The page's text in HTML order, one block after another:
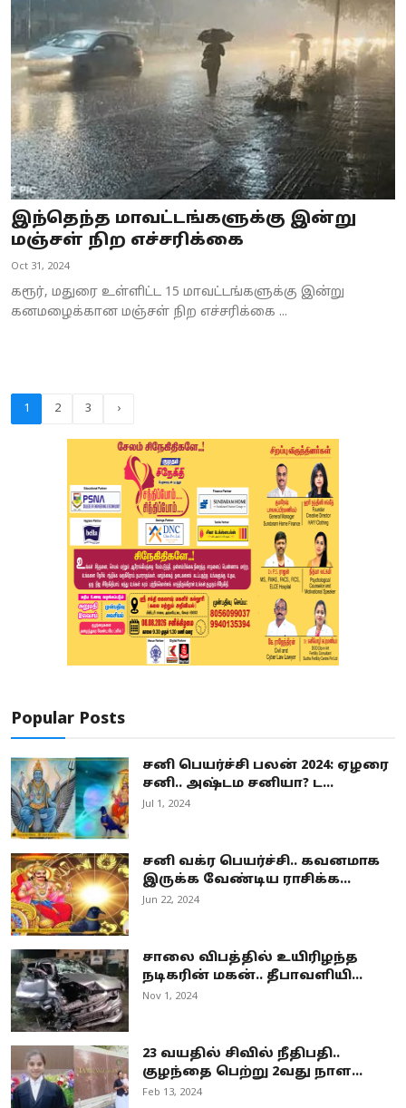
இந்தெந்த மாவட்டங்களுக்கு இன்று
மஞ்சள் நிற எச்சரிக்கை
Oct 31, 2024
கரூர், மதுரை உள்ளிட்ட 15 மாவட்டங்களுக்கு இன்று
கனமழைக்கான மஞ்சள் நிற எச்சரிக்கை ...
1 2 3 ›
Popular Posts
சனி பெயர்ச்சி பலன் 2024: ஏழரை
சனி.. அஷ்டம சனியா? ட...
Jul 1, 2024
சனி வக்ர பெயர்ச்சி.. கவனமாக
இருக்க வேண்டிய ராசிக்க...
Jun 22, 2024
சாலை விபத்தில் உயிரிழந்த
நடிகரின் மகன்.. தீபாவளியி...
Nov 1, 2024
23 வயதில் சிவில் நீதிபதி..
குழந்தை பெற்று 2வது நாள...
Feb 13, 2024